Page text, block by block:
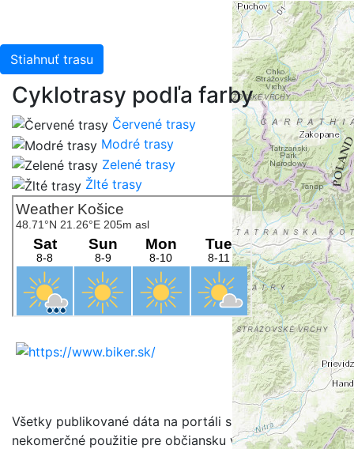
Stiahnuť trasu
Cyklotrasy podľa farby
Červené trasy
Modré trasy
Zelené trasy
Žlté trasy
Všetky publikované dáta na portáli sú určené na
nekomerčné použitie pre občiansku verejnosť, turistov